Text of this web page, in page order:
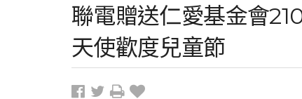
聯電贈送仁愛基金會
天使歡度兒童節